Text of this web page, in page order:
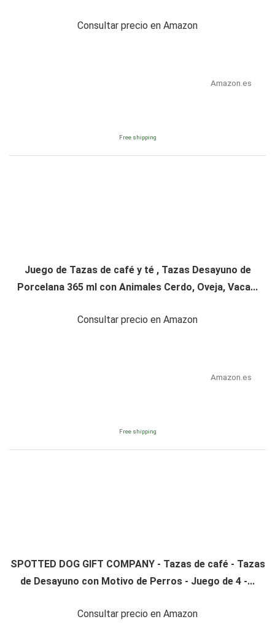
Consultar precio en Amazon
Amazon.es
Free shipping
Juego de Tazas de café y té , Tazas Desayuno de
Porcelana 365 ml con Animales Cerdo, Oveja, Vaca...
Consultar precio en Amazon
Amazon.es
Free shipping
SPOTTED DOG GIFT COMPANY - Tazas de café - Tazas
de Desayuno con Motivo de Perros - Juego de 4 -...
Consultar precio en Amazon